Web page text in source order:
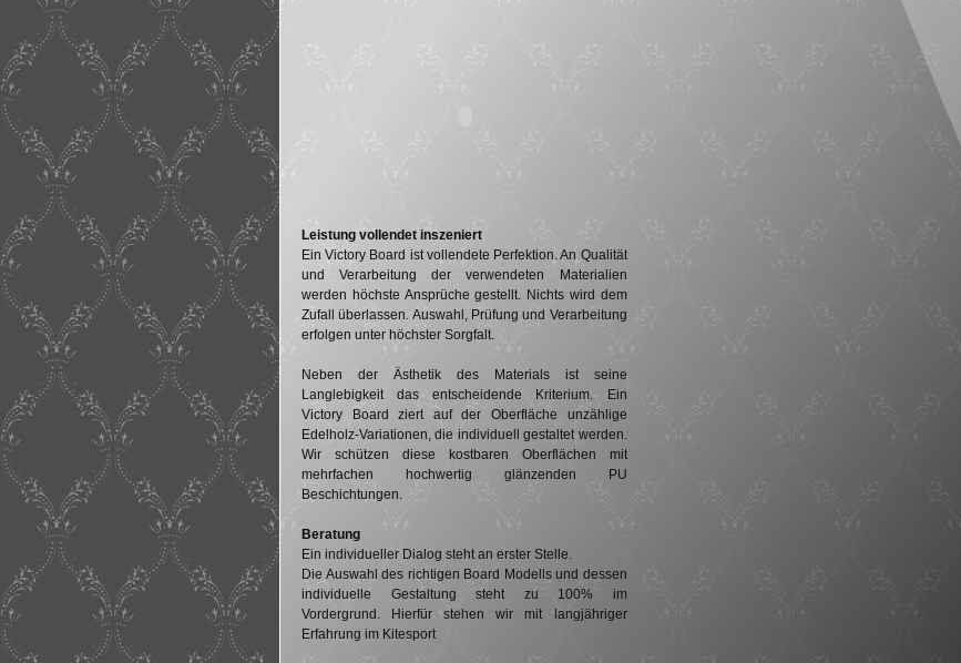
Leistung vollendet inszeniert
Ein Victory Board ist vollendete Perfektion. An Qualität
und Verarbeitung der verwendeten Materialien
werden höchste Ansprüche gestellt. Nichts wird dem
Zufall überlassen. Auswahl, Prüfung und Verarbeitung
erfolgen unter höchster Sorgfalt.
Neben der Ästhetik des Materials ist seine
Langlebigkeit das entscheidende Kriterium. Ein
Victory Board ziert auf der Oberfläche unzählige
Edelholz-Variationen, die individuell gestaltet werden.
Wir schützen diese kostbaren Oberflächen mit
mehrfachen hochwertig glänzenden PU
Beschichtungen.
Beratung
Ein individueller Dialog steht an erster Stelle.
Die Auswahl des richtigen Board Modells und dessen
individuelle Gestaltung steht zu 100% im
Vordergrund. Hierfür stehen wir mit langjähriger
Erfahrung im Kitesport